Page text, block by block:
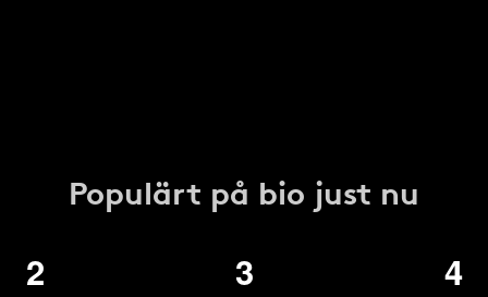
Populärt på bio just nu
2 3 4